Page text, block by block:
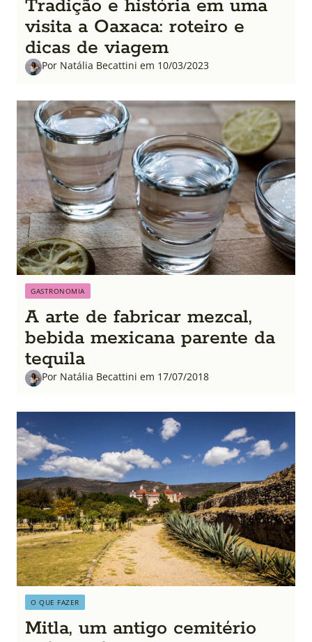
Tradição e história em uma
visita a Oaxaca: roteiro e
dicas de viagem
Por Natália Becattini em 10/03/2023
GASTRONOMIA
A arte de fabricar mezcal,
bebida mexicana parente da
tequila
Por Natália Becattini em 17/07/2018
O QUE FAZER
Mitla, um antigo cemitério